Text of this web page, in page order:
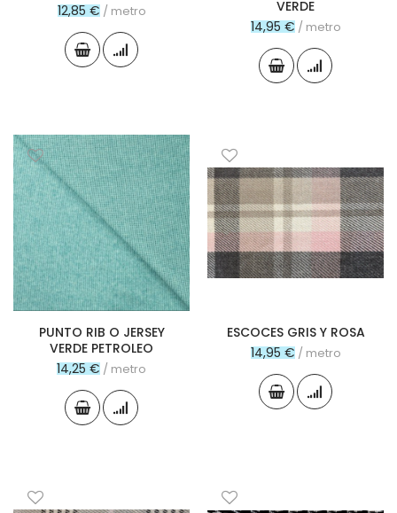
12,85 € / metro
VERDE
14,95 € / metro
PUNTO RIB O JERSEY
VERDE PETROLEO
14,25 € / metro
ESCOCES GRIS Y ROSA
14,95 € / metro